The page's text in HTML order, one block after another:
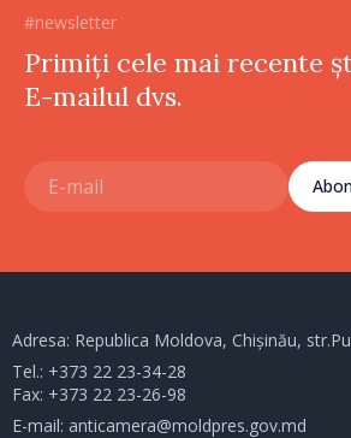
#newsletter
Primiți cele mai recente
E-mailul dvs.
Adresa: Republica Moldova, Chișinău,
Tel.: +373 22 23-34-28
Fax: +373 22 23-26-98
E-mail: anticamera@moldpres.gov.md